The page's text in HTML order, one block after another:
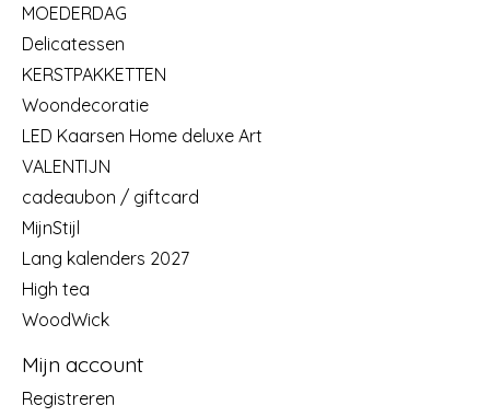
MOEDERDAG
Delicatessen
KERSTPAKKETTEN
Woondecoratie
LED Kaarsen Home deluxe Art
VALENTIJN
cadeaubon / giftcard
MijnStijl
Lang kalenders 2027
High tea
WoodWick
Mijn account
Registreren